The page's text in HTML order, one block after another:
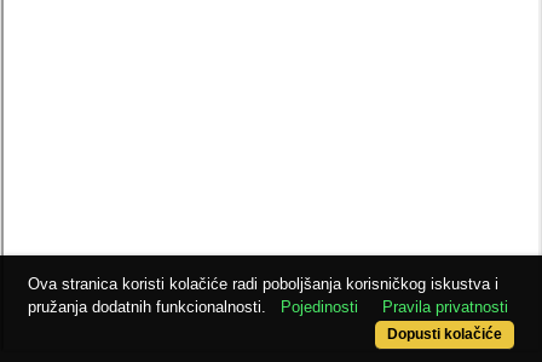
Ova stranica koristi kolačiće radi poboljšanja korisničkog iskustva i
pružanja dodatnih funkcionalnosti.
Pojedinosti Pravila privatnosti
Dopusti kolačiće